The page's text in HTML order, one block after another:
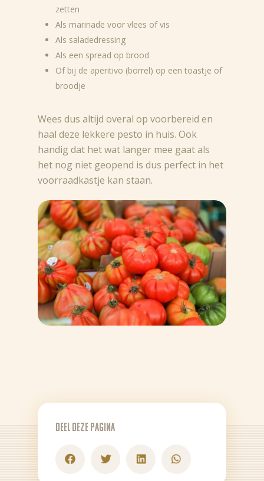
zetten
Als marinade voor vlees of vis
Als saladedressing
Als een spread op brood
Of bij de aperitivo (borrel) op een toastje of
broodje
Wees dus altijd overal op voorbereid en
haal deze lekkere pesto in huis. Ook
handig dat het wat langer mee gaat als
het nog niet geopend is dus perfect in het
voorraadkastje kan staan.
Deel deze pagina
Tips & Tricks